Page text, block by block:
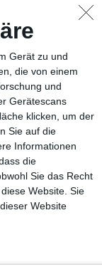
Gerät zu und
die von einem
und
Gerätescans
klicken, um der
Sie auf die
Informationen
die
Sie das Recht
Website. Sie
Website